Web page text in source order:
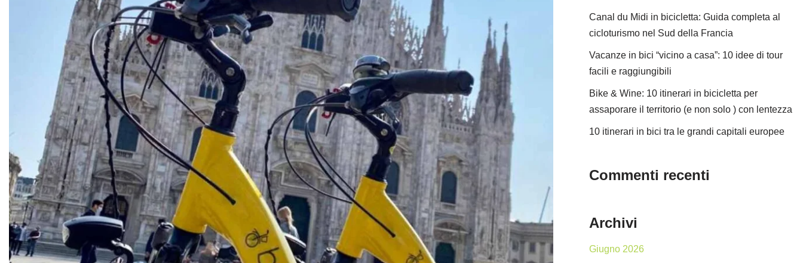
Canal du Midi in bicicletta: Guida completa al
cicloturismo nel Sud della Francia
Vacanze in bici “vicino a casa”: 10 idee di tour
facili e raggiungibili
Bike & Wine: 10 itinerari in bicicletta per
assaporare il territorio (e non solo ) con lentezza
10 itinerari in bici tra le grandi capitali europee
Commenti recenti
Archivi
Giugno 2026